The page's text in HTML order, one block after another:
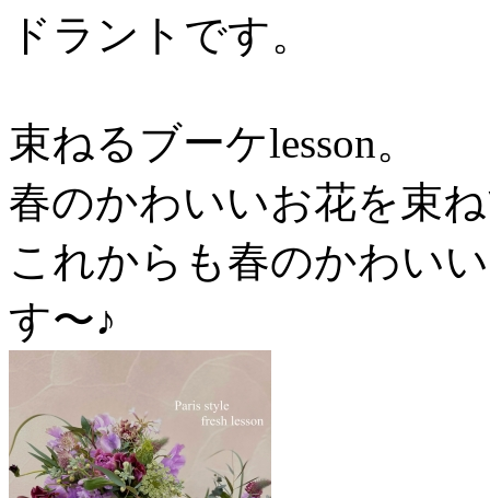
ドラントです。
束ねるブーケlesson。
春のかわいいお花を束
これからも春のかわい
す〜♪